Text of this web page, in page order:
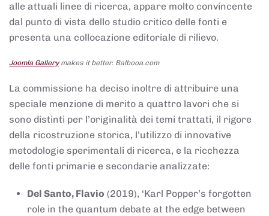
alle attuali linee di ricerca, appare molto convincente
dal punto di vista dello studio critico delle fonti e
presenta una collocazione editoriale di rilievo.
Joomla Gallerymakes it better. Balbooa.com
La commissione ha deciso inoltre di attribuire una
speciale menzione di merito a quattro lavori che si
sono distinti per l’originalità dei temi trattati, il rigore
della ricostruzione storica, l’utilizzo di innovative
metodologie sperimentali di ricerca, e la ricchezza
delle fonti primarie e secondarie analizzate:
Del Santo, Flavio (2019), ‘Karl Popper’s forgotten
role in the quantum debate at the edge between